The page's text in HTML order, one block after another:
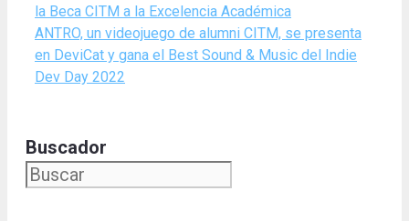
la Beca CITM a la Excelencia Académica
ANTRO, un videojuego de alumni CITM, se presenta
en DeviCat y gana el Best Sound & Music del Indie
Dev Day 2022
Buscador